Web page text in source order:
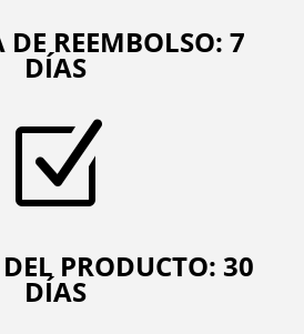
REEMBOLSO: 7
DÍAS
Z
PRODUCTO: 30
DÍAS